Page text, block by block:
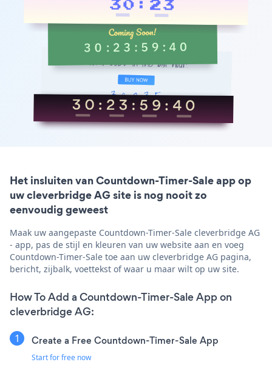
Het insluiten van Countdown-Timer-Sale app op
uw cleverbridge AG site is nog nooit zo
eenvoudig geweest
Maak uw aangepaste Countdown-Timer-Sale cleverbridge AG
- app, pas de stijl en kleuren van uw website aan en voeg
Countdown-Timer-Sale toe aan uw cleverbridge AG pagina,
bericht, zijbalk, voettekst of waar u maar wilt op uw site.
How To Add a Countdown-Timer-Sale App on
cleverbridge AG:
Create a Free Countdown-Timer-Sale App
Start for free now